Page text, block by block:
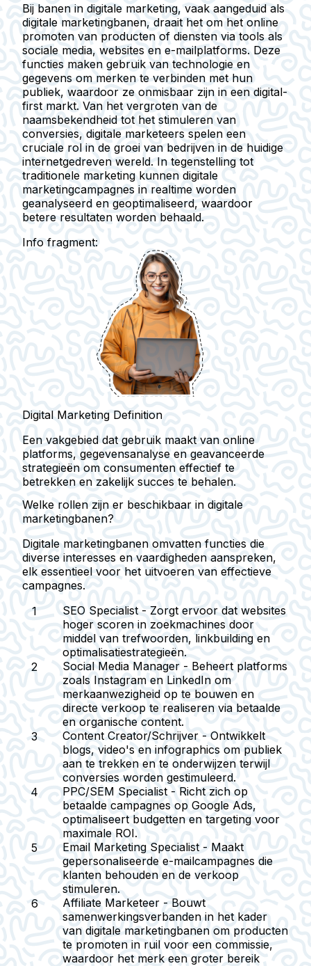
Bij banen in digitale marketing, vaak aangeduid als
digitale marketingbanen, draait het om het online
promoten van producten of diensten via tools als
sociale media, websites en e-mailplatforms. Deze
functies maken gebruik van technologie en
gegevens om merken te verbinden met hun
publiek, waardoor ze onmisbaar zijn in een digital-
first markt. Van het vergroten van de
naamsbekendheid tot het stimuleren van
conversies, digitale marketeers spelen een
cruciale rol in de groei van bedrijven in de huidige
internetgedreven wereld. In tegenstelling tot
traditionele marketing kunnen digitale
marketingcampagnes in realtime worden
geanalyseerd en geoptimaliseerd, waardoor
betere resultaten worden behaald.
Info fragment:
Digital Marketing Definition
Een vakgebied dat gebruik maakt van online
platforms, gegevensanalyse en geavanceerde
strategieën om consumenten effectief te
betrekken en zakelijk succes te behalen.
Welke rollen zijn er beschikbaar in digitale
marketingbanen?
Digitale marketingbanen omvatten functies die
diverse interesses en vaardigheden aanspreken,
elk essentieel voor het uitvoeren van effectieve
campagnes.
SEO Specialist - Zorgt ervoor dat websites
hoger scoren in zoekmachines door
middel van trefwoorden, linkbuilding en
optimalisatiestrategieën.
Social Media Manager - Beheert platforms
zoals Instagram en LinkedIn om
merkaanwezigheid op te bouwen en
directe verkoop te realiseren via betaalde
en organische content.
Content Creator/Schrijver - Ontwikkelt
blogs, video's en infographics om publiek
aan te trekken en te onderwijzen terwijl
conversies worden gestimuleerd.
PPC/SEM Specialist - Richt zich op
betaalde campagnes op Google Ads,
optimaliseert budgetten en targeting voor
maximale ROI.
Email Marketing Specialist - Maakt
gepersonaliseerde e-mailcampagnes die
klanten behouden en de verkoop
stimuleren.
Affiliate Marketeer - Bouwt
samenwerkingsverbanden in het kader
van digitale marketingbanen om producten
te promoten in ruil voor een commissie,
waardoor het merk een groter bereik